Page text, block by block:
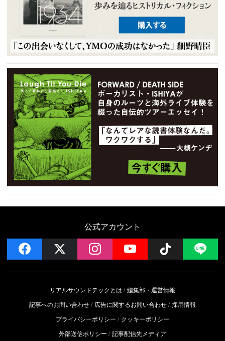
公式アカウント
facebook instagramYouTube Follow
リアルサウンドテックとは
編集部・運営情報
記事へのお問い合わせ
広告に関するお問い合わせ 採用情報
プライバシーポリシー
クッキーポリシー
外部送信ポリシー
記事配信先メディア